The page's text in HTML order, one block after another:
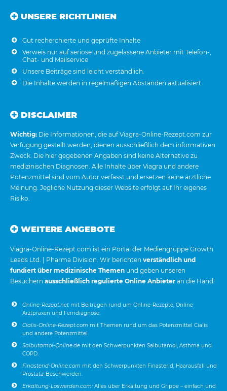
UNSERE RICHTLINIEN
Gut recherchierte und geprüfte Inhalte
Verweis nur auf seriöse und zugelassene Anbieter mit Telefon-,
Chat- und Mailservice
Unsere Beiträge sind leicht verständlich.
Die Inhalte werden in regelmäßigen Abständen aktualisiert.
DISCLAIMER
Wichtig: Die Informationen, die auf Viagra-Online-Rezept.com zur
Verfügung gestellt werden, dienen ausschließlich dem informativen
Zweck. Die hier gegebenen Angaben sind keine Alternative zu
medizinischen Diagnosen. Alle Inhalte über Viagra und andere
Potenzmittel sind vom Autor verfasst und ersetzen keine ärztliche
Meinung. Jegliche Nutzung dieser Website erfolgt auf Ihr eigenes
Risiko.
WEITERE ANGEBOTE
Viagra-Online-Rezept.com ist ein Portal der Mediengruppe Growth
Leads Ltd. | Pharma Division. Wir berichten verständlich und
fundiert über medizinische Themen und geben unseren
Besuchern ausschließlich regulierte Online Anbieter an die Hand!
Online-Rezept.net mit Beiträgen rund um Online-Rezepte, Online
Arztpraxen und Ferndiagnose.
Cialis-Online-Rezept.com mit Themen rund um das Potenzmittel Cialis
und andere Potenzmittel.
Salbutamol-Online.de mit den Schwerpunkten Salbutamol, Asthma und
COPD.
Finasterid-Online.com mit den Schwerpunkten Finasterid, Haarausfall und
Prostata-Beschwerden.
Erkältung-Loswerden.com: Alles über Erkältung und Grippe – einfach und